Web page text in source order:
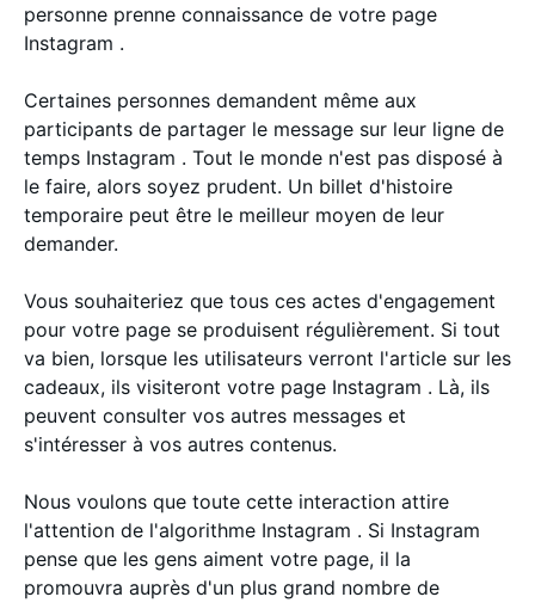
personne prenne connaissance de votre page
Instagram .
Certaines personnes demandent même aux
participants de partager le message sur leur ligne de
temps Instagram . Tout le monde n'est pas disposé à
le faire, alors soyez prudent. Un billet d'histoire
temporaire peut être le meilleur moyen de leur
demander.
Vous souhaiteriez que tous ces actes d'engagement
pour votre page se produisent régulièrement. Si tout
va bien, lorsque les utilisateurs verront l'article sur les
cadeaux, ils visiteront votre page Instagram . Là, ils
peuvent consulter vos autres messages et
s'intéresser à vos autres contenus.
Nous voulons que toute cette interaction attire
l'attention de l'algorithme Instagram . Si Instagram
pense que les gens aiment votre page, il la
promouvra auprès d'un plus grand nombre de